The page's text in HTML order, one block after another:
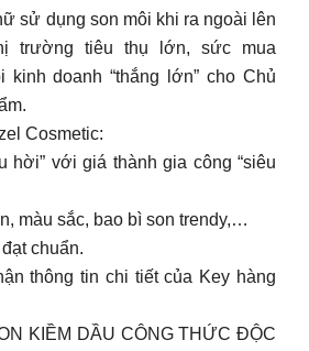
sử dụng son môi khi ra ngoài lên
trường tiêu thụ lớn, sức mua
kinh doanh “thắng lớn” cho Chủ
Cosmetic:
hời” với giá thành gia công “siêu
màu sắc, bao bì son trendy,…
chuẩn.
thông tin chi tiết của Key hàng
KIỀM DẦU CÔNG THỨC ĐỘC